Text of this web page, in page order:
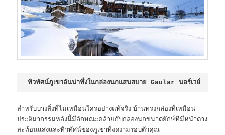
ทิวทัศน์ภูเขาอันน่าทึ่งในกล่องนกแสนสบาย Gaular นอร์เวย์
สำหรับบางสิ่งที่ไม่เหมือนใครอย่างแท้จริง บ้านทรงกล่องที่เหมือน
ประติมากรรมหลังนี้มีลักษณะคล้ายกับกล่องนกขนาดยักษ์ที่มีหน้าต่าง
สะท้อนแสงและทิวทัศน์ของภูเขาที่งดงามรอบตัวคุณ